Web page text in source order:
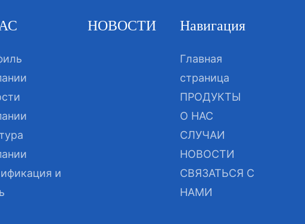
и
НОВОСТИ Навигация
Главная
страница
ПРОДУКТЫ
О НАС
СЛУЧАИ
НОВОСТИ
СВЯЗАТЬСЯ С
НАМИ